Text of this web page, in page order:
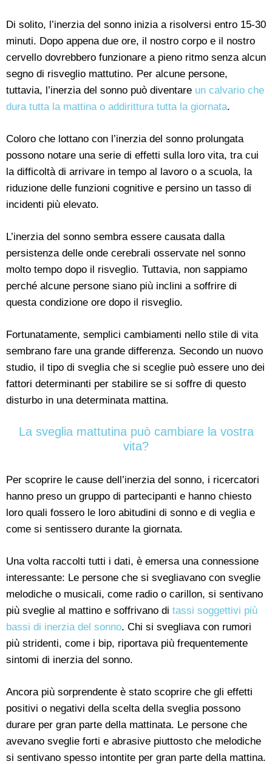
Di solito, l’inerzia del sonno inizia a risolversi entro 15-30
minuti. Dopo appena due ore, il nostro corpo e il nostro
cervello dovrebbero funzionare a pieno ritmo senza alcun
segno di risveglio mattutino. Per alcune persone,
tuttavia, l’inerzia del sonno può diventare un calvario che
dura tutta la mattina o addirittura tutta la giornata.
Coloro che lottano con l’inerzia del sonno prolungata
possono notare una serie di effetti sulla loro vita, tra cui
la difficoltà di arrivare in tempo al lavoro o a scuola, la
riduzione delle funzioni cognitive e persino un tasso di
incidenti più elevato.
L’inerzia del sonno sembra essere causata dalla
persistenza delle onde cerebrali osservate nel sonno
molto tempo dopo il risveglio. Tuttavia, non sappiamo
perché alcune persone siano più inclini a soffrire di
questa condizione ore dopo il risveglio.
Fortunatamente, semplici cambiamenti nello stile di vita
sembrano fare una grande differenza. Secondo un nuovo
studio, il tipo di sveglia che si sceglie può essere uno dei
fattori determinanti per stabilire se si soffre di questo
disturbo in una determinata mattina.
La sveglia mattutina può cambiare la vostra
vita?
Per scoprire le cause dell’inerzia del sonno, i ricercatori
hanno preso un gruppo di partecipanti e hanno chiesto
loro quali fossero le loro abitudini di sonno e di veglia e
come si sentissero durante la giornata.
Una volta raccolti tutti i dati, è emersa una connessione
interessante: Le persone che si svegliavano con sveglie
melodiche o musicali, come radio o carillon, si sentivano
più sveglie al mattino e soffrivano di tassi soggettivi più
bassi di inerzia del sonno. Chi si svegliava con rumori
più stridenti, come i bip, riportava più frequentemente
sintomi di inerzia del sonno.
Ancora più sorprendente è stato scoprire che gli effetti
positivi o negativi della scelta della sveglia possono
durare per gran parte della mattinata. Le persone che
avevano sveglie forti e abrasive piuttosto che melodiche
si sentivano spesso intontite per gran parte della mattina.